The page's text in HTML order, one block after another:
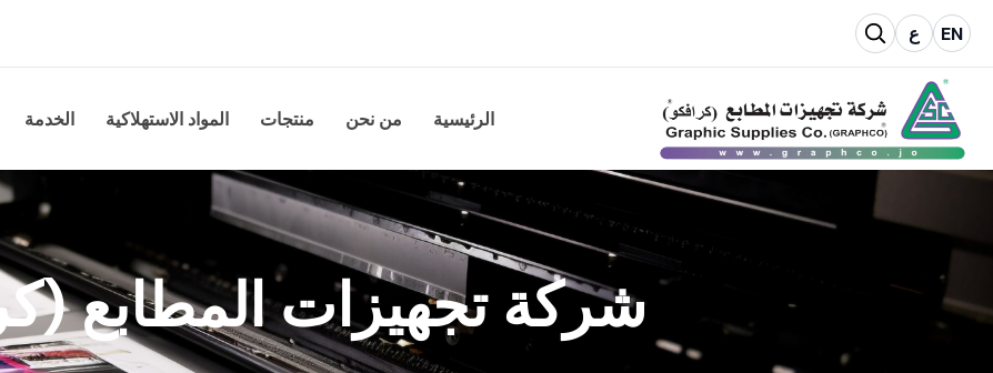
EN ع
الرئيسية من نحن منتجات المواد الاستهلاكية الخدمة
شركة تجهيزات المطابع